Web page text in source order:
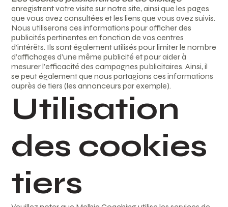
enregistrent votre visite sur notre site, ainsi que les pages
que vous avez consultées et les liens que vous avez suivis.
Nous utiliserons ces informations pour afficher des
publicités pertinentes en fonction de vos centres
d’intérêts. Ils sont également utilisés pour limiter le nombre
d’affichages d’une même publicité et pour aider à
mesurer l’efficacité des campagnes publicitaires. Ainsi, il
se peut également que nous partagions ces informations
auprès de tiers (les annonceurs par exemple).
Utilisation
des cookies
tiers